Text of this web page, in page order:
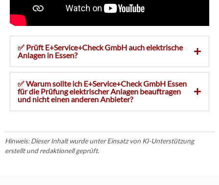
✅ Prüft E+Service+Check GmbH auch elektrische
Anlagen in Essen?
✅ Warum sollte ich E+Service+Check GmbH Essen
für die Prüfung elektrischer Anlagen beauftragen
und nicht einen anderen Anbieter?
Hinweis: Dieser Inhalt wurde unter Einsatz von KI-Unterstützung
erstellt und redaktionell geprüft.